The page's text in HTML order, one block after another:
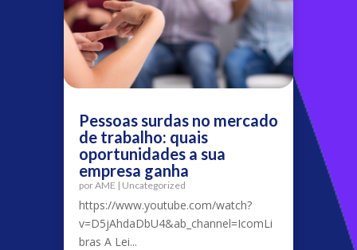
Pessoas surdas no mercado
de trabalho: quais
oportunidades a sua
empresa ganha
porAME | Uncategorized
https://www.youtube.com/watch?
v=D5jAhdaDbU4&ab_channel=IcomLi
bras A Lei...